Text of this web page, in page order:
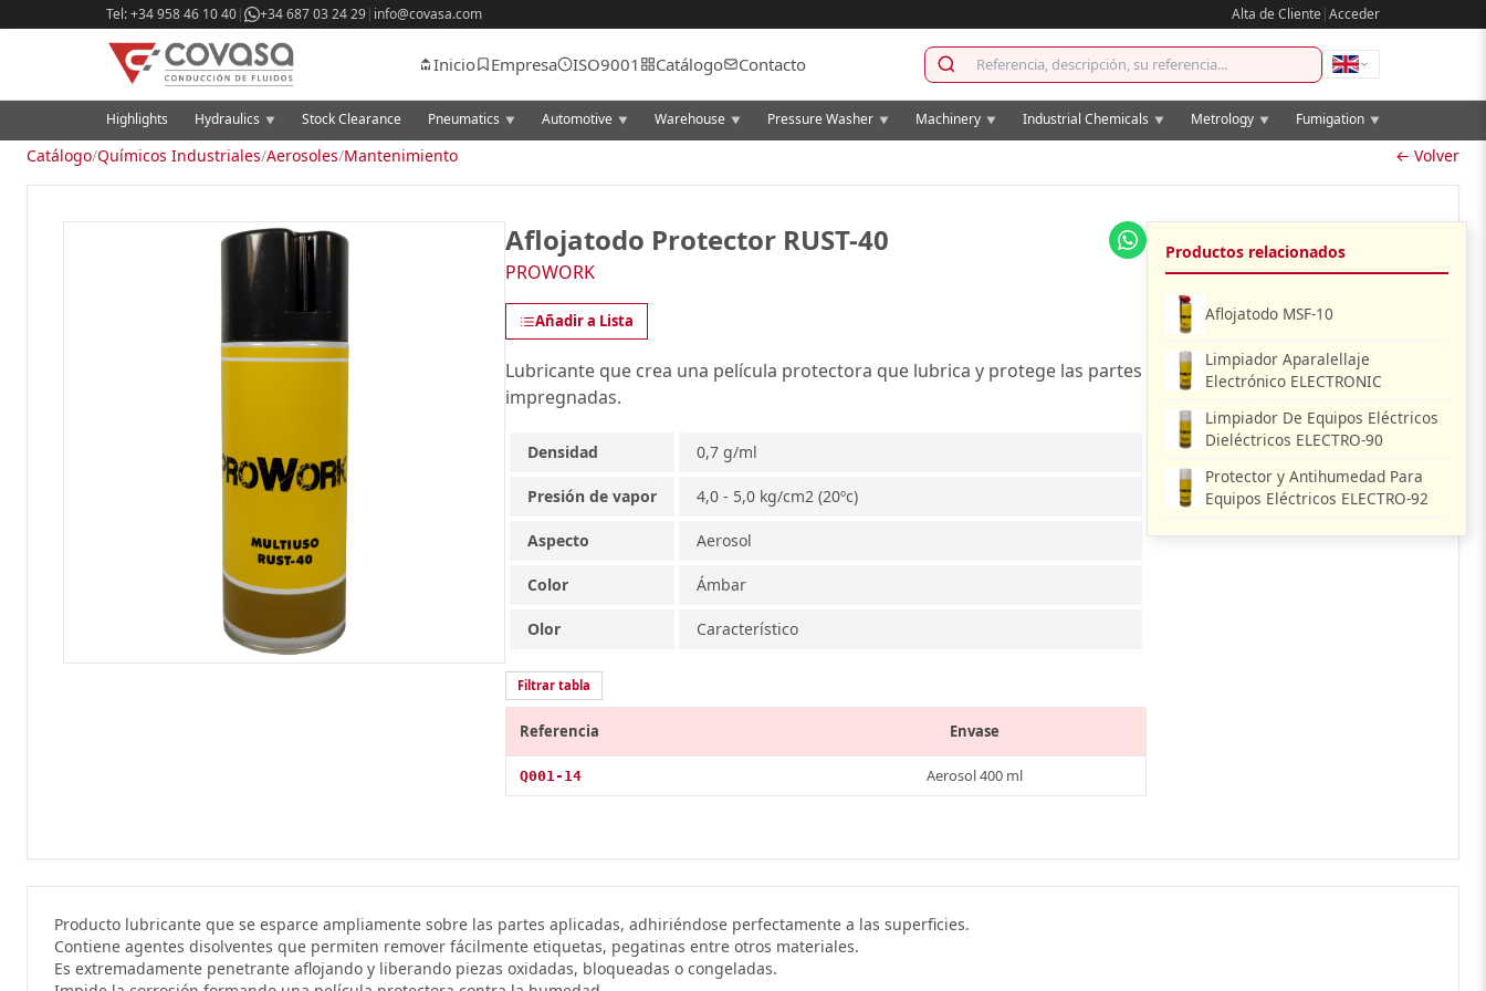
Tel: +34 958 46 10 40| +34 687 03 24 29| info@covasa.com Alta de Cliente|Acceder
Inicio Empresa ISO9001 Catálogo Contacto
Highlights Hydraulics ▼ Stock Clearance Pneumatics ▼ Automotive ▼ Warehouse ▼ Pressure Washer ▼ Machinery ▼ Industrial Chemicals ▼ Metrology ▼ Fumigation ▼
Catálogo/Químicos Industriales/Aerosoles/Mantenimiento ← Volver
Aflojatodo Protector RUST-40
PROWORK
Añadir a Lista
Lubricante que crea una película protectora que lubrica y protege las partes
impregnadas.
Densidad 0,7 g/ml
Presión de vapor 4,0 - 5,0 kg/cm2 (20ºc)
Aspecto Aerosol
Color Ámbar
Olor Característico
Filtrar tabla
Referencia Envase
Q001-14 Aerosol 400 ml
Productos relacionados
Aflojatodo MSF-10
Limpiador Aparalellaje
Electrónico ELECTRONIC
Limpiador De Equipos Eléctricos
Dieléctricos ELECTRO-90
Protector y Antihumedad Para
Equipos Eléctricos ELECTRO-92
Producto lubricante que se esparce ampliamente sobre las partes aplicadas, adhiriéndose perfectamente a las superficies.
Contiene agentes disolventes que permiten remover fácilmente etiquetas, pegatinas entre otros materiales.
Es extremadamente penetrante aflojando y liberando piezas oxidadas, bloqueadas o congeladas.